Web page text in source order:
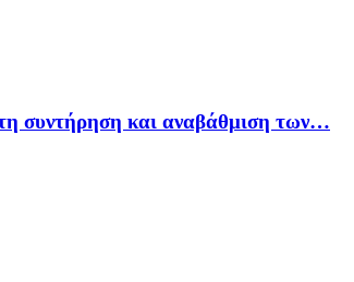
συντήρηση και αναβάθμιση των…